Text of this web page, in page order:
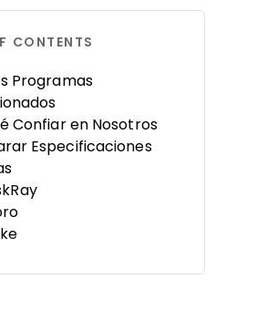
CONTENTS
Programas
Confiar en Nosotros
Especificaciones